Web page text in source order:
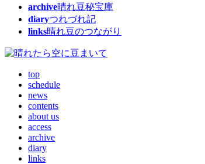
archive晴れ豆秘宝庫
diaryつれづれ記
links晴れ豆のつながり
top
schedule
news
contents
about us
access
archive
diary
links